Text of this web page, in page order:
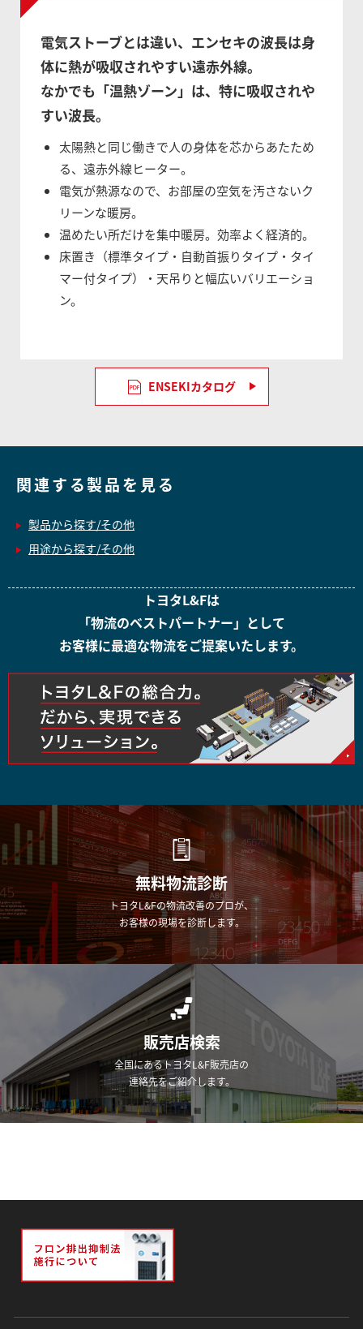
電気ストーブとは違い、エンセキの波長は身
体に熱が吸収されやすい遠赤外線。
なかでも「温熱ゾーン」は、特に吸収されや
すい波長。
太陽熱と同じ働きで人の身体を芯からあたため
る、遠赤外線ヒーター。
電気が熱源なので、お部屋の空気を汚さないク
リーンな暖房。
温めたい所だけを集中暖房。効率よく経済的。
床置き（標準タイプ・自動首振りタイプ・タイ
マー付タイプ）・天吊りと幅広いバリエーショ
ン。
ENSEKIカタログ
関連する製品を見る
製品から探す/その他
用途から探す/その他
トヨタL&Fは
「物流のベストパートナー」として
お客様に最適な物流をご提案いたします。
無料物流診断
トヨタL&Fの物流改善のプロが、
お客様の現場を診断します。
販売店検索
全国にあるトヨタL&F販売店の
連絡先をご紹介します。